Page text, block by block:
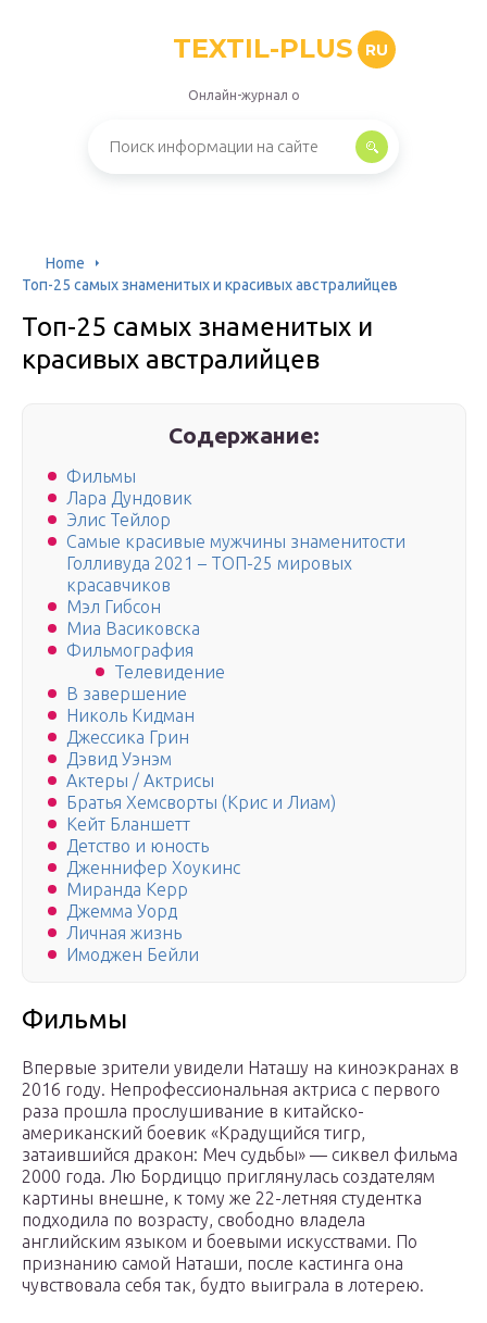
TEXTIL-PLUS RU
Онлайн-журнал о
Home
Топ-25 самых знаменитых и красивых австралийцев
Топ-25 самых знаменитых и
красивых австралийцев
Содержание:
Фильмы
Лара Дундовик
Элис Тейлор
Самые красивые мужчины знаменитости
Голливуда 2021 – ТОП-25 мировых
красавчиков
Мэл Гибсон
Миа Васиковска
Фильмография
Телевидение
В завершение
Николь Кидман
Джессика Грин
Дэвид Уэнэм
Актеры / Актрисы
Братья Хемсворты (Крис и Лиам)
Кейт Бланшетт
Детство и юность
Дженнифер Хоукинс
Миранда Керр
Джемма Уорд
Личная жизнь
Имоджен Бейли
Фильмы
Впервые зрители увидели Наташу на киноэкранах в
2016 году. Непрофессиональная актриса с первого
раза прошла прослушивание в китайско-
американский боевик «Крадущийся тигр,
затаившийся дракон: Меч судьбы» — сиквел фильма
2000 года. Лю Бордиццо приглянулась создателям
картины внешне, к тому же 22-летняя студентка
подходила по возрасту, свободно владела
английским языком и боевыми искусствами. По
признанию самой Наташи, после кастинга она
чувствовала себя так, будто выиграла в лотерею.